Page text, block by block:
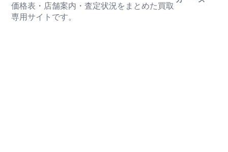
価格表・店舗案内・査定状況をまとめた買取
専用サイトです。